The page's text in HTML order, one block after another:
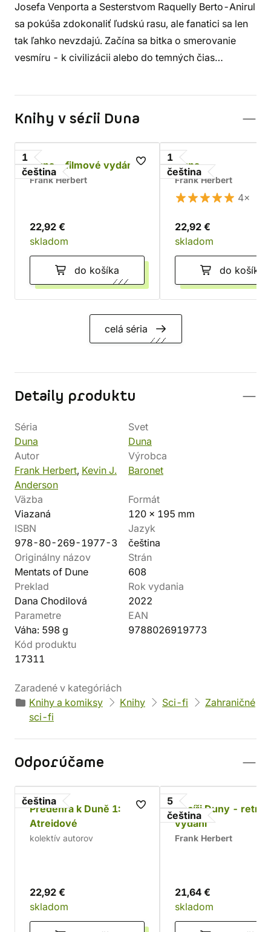
Josefa Venporta a Sesterstvom Raquelly Berto-Anirul
sa pokúša zdokonaliť ľudskú rasu, ale fanatici sa len
tak ľahko nevzdajú. Začína sa bitka o smerovanie
vesmíru - k civilizácii alebo do temných čias…
Knihy v sérii Duna
1
čeština
Duna - filmové vydání
Frank Herbert
22,92 €
skladom
do košíka
1
čeština
Duna
Frank Herbert
4×
22,92 €
skladom
do košíka
celá séria
Detaily produktu
Séria
Duna
Svet
Duna
Autor
Frank Herbert, Kevin J.
Anderson
Výrobca
Baronet
Väzba
Viazaná
Formát
120 x 195 mm
ISBN
978-80-269-1977-3
Jazyk
čeština
Originálny názov
Mentats of Dune
Strán
608
Preklad
Dana Chodilová
Rok vydania
2022
Parametre
Váha: 598 g
EAN
9788026919773
Kód produktu
17311
Zaradené v kategóriách
Knihy a komiksy
Knihy Sci-fi
Zahraničné
sci-fi
Odporúčame
čeština
Předehra k Duně 1:
Atreidové
kolektív autorov
22,92 €
skladom
5
čeština
Kacíři Duny - retro
vydání
Frank Herbert
21,64 €
skladom